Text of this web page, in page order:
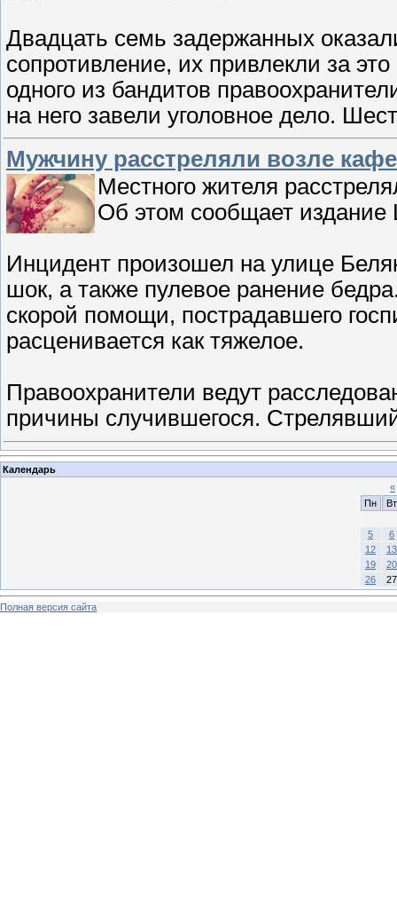
Двадцать семь задержанных
сопротивление, их привлекли за
одного из бандитов
на него завели уголовное дело.
Мужчину расстреляли возле
Местного жителя
Об этом сообщает издание
Инцидент произошел на улице
шок, а также пулевое ранение
скорой помощи, пострадавшего
расценивается как тяжелое.
Правоохранители ведут
причины случившегося.
Календарь
«
Пн
Вт
5
6
12
13
19
20
26
27
Полная версия сайта